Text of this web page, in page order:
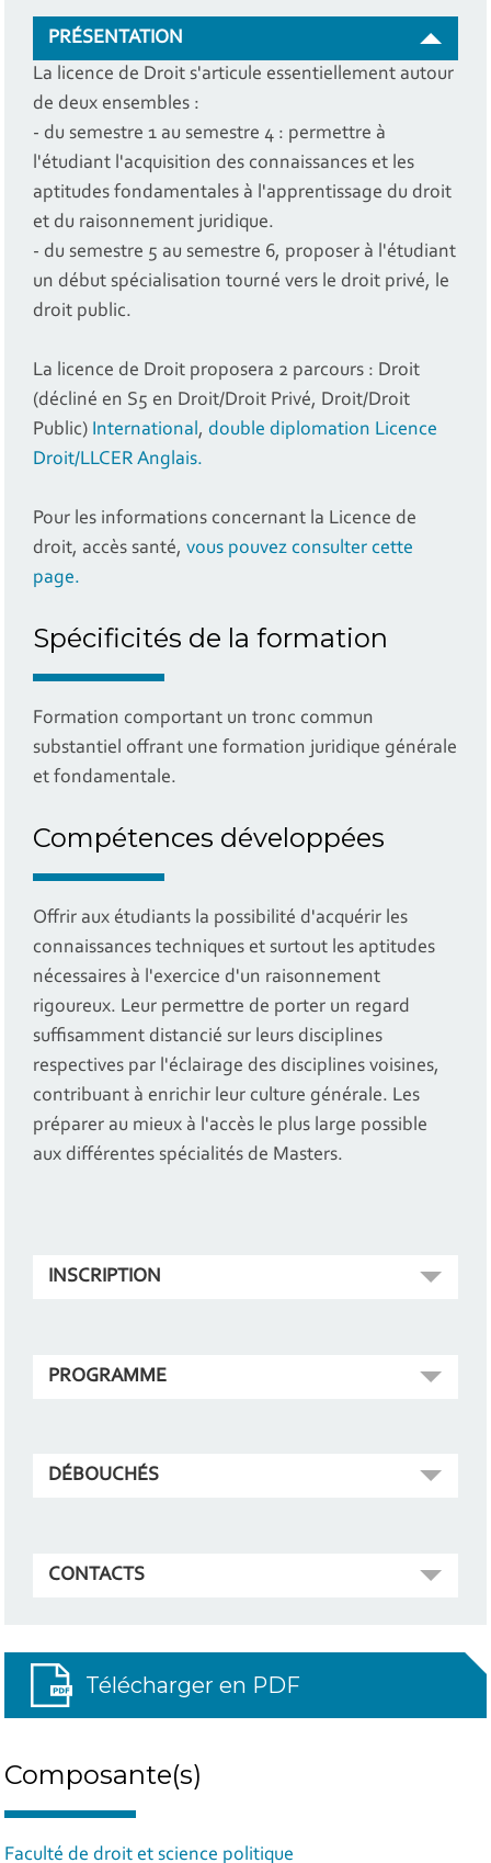
PRÉSENTATION
La licence de Droit s'articule essentiellement autour
de deux ensembles :
- du semestre 1 au semestre 4 : permettre à
l'étudiant l'acquisition des connaissances et les
aptitudes fondamentales à l'apprentissage du droit
et du raisonnement juridique.
- du semestre 5 au semestre 6, proposer à l'étudiant
un début spécialisation tourné vers le droit privé, le
droit public.
La licence de Droit proposera 2 parcours : Droit
(décliné en S5 en Droit/Droit Privé, Droit/Droit
Public) International, double diplomation Licence
Droit/LLCER Anglais.
Pour les informations concernant la Licence de
droit, accès santé, vous pouvez consulter cette
page.
Spécificités de la formation
Formation comportant un tronc commun
substantiel offrant une formation juridique générale
et fondamentale.
Compétences développées
Offrir aux étudiants la possibilité d'acquérir les
connaissances techniques et surtout les aptitudes
nécessaires à l'exercice d'un raisonnement
rigoureux. Leur permettre de porter un regard
suffisamment distancié sur leurs disciplines
respectives par l'éclairage des disciplines voisines,
contribuant à enrichir leur culture générale. Les
préparer au mieux à l'accès le plus large possible
aux différentes spécialités de Masters.
INSCRIPTION
PROGRAMME
DÉBOUCHÉS
CONTACTS
Télécharger en PDF
Composante(s)
Faculté de droit et science politique